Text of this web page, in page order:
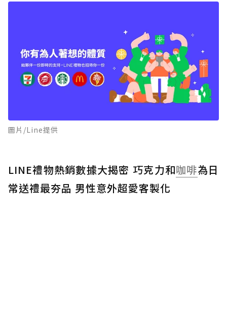
圖片/Line提供
LINE禮物熱銷數據大揭密 巧克力和咖啡為日
常送禮最夯品 男性意外超愛客製化